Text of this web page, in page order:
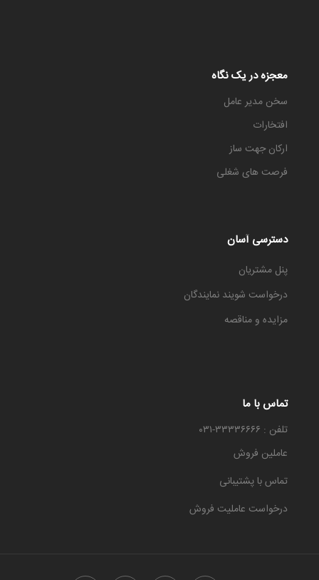
معجزه در یک نگاه
سخن مدیر عامل
افتخارات
ارکان جهت ساز
فرصت های شغلی
دسترسی آسان
پنل مشتریان
درخواست شویند نمایندگان
مزایده و مناقصه
تماس با ما
تلفن : ۳۳۳۳۶۶۶۶-۰۳۱
عاملین فروش
تماس با پشتیبانی
درخواست عاملیت فروش